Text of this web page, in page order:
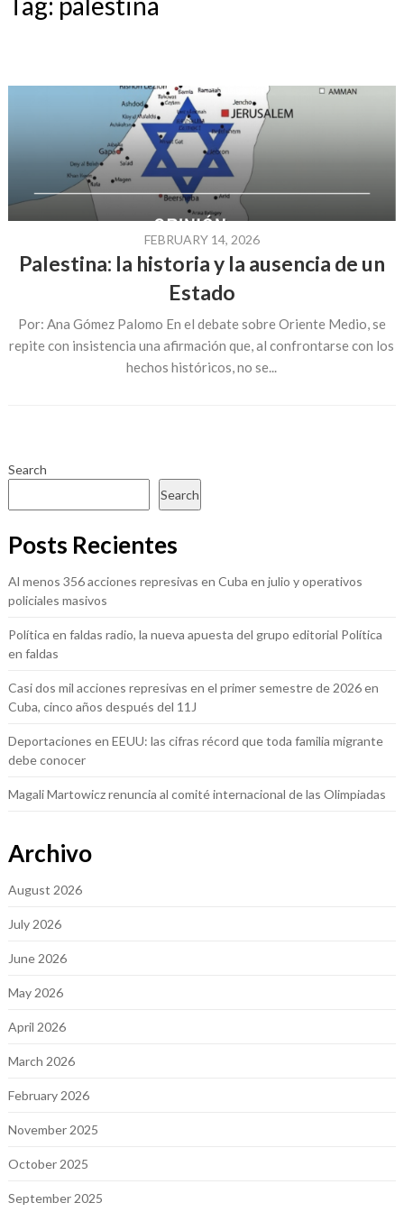
FEBRUARY 14, 2026
Palestina: la historia y la ausencia de un
Estado
Por: Ana Gómez Palomo En el debate sobre Oriente Medio, se
repite con insistencia una afirmación que, al confrontarse con los
hechos históricos, no se...
Search
Search
Posts Recientes
Al menos 356 acciones represivas en Cuba en julio y operativos
policiales masivos
Política en faldas radio, la nueva apuesta del grupo editorial Política
en faldas
Casi dos mil acciones represivas en el primer semestre de 2026 en
Cuba, cinco años después del 11J
Deportaciones en EEUU: las cifras récord que toda familia migrante
debe conocer
Magali Martowicz renuncia al comité internacional de las Olimpiadas
Archivo
August 2026
July 2026
June 2026
May 2026
April 2026
March 2026
February 2026
November 2025
October 2025
September 2025